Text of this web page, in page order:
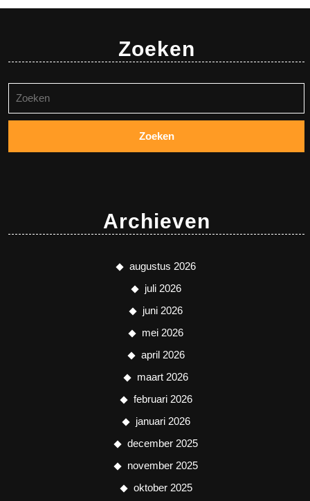
Zoeken
naar:
Archieven
augustus 2026
juli 2026
juni 2026
mei 2026
april 2026
maart 2026
februari 2026
januari 2026
december 2025
november 2025
oktober 2025